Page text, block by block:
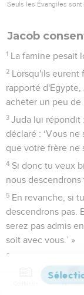
Seuls les Évangiles
Jacob
1 La famine pesait
2 Lorsqu'ils eurent
rapporté d'Egypte,
acheter un peu de
3 Juda lui répondit
déclaré : ‘Vous
que votre frère ne
4 Si donc tu veux
nous
5 En revanche, si
descendrons pas.
serez pas admis
soit avec vous.’ »
6
révélant à cet
Versions